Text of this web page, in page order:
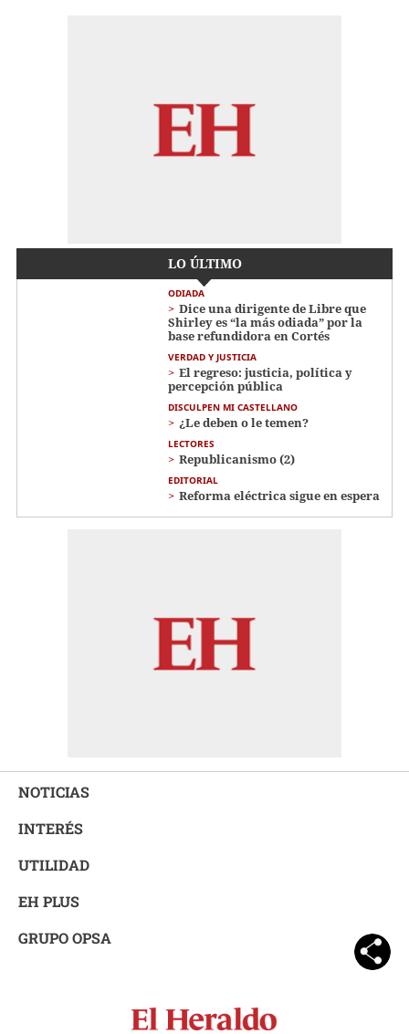
LO ÚLTIMO
ODIADA
Dice una dirigente de Libre que
Shirley es “la más odiada” por la
base refundidora en Cortés
VERDAD Y JUSTICIA
El regreso: justicia, política y
percepción pública
DISCULPEN MI CASTELLANO
¿Le deben o le temen?
LECTORES
Republicanismo (2)
EDITORIAL
Reforma eléctrica sigue en espera
NOTICIAS
INTERÉS
UTILIDAD
EH PLUS
GRUPO OPSA